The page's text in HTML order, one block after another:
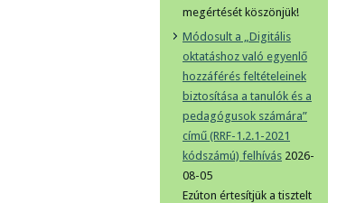
megértését köszönjük!
Módosult a „Digitális
oktatáshoz való egyenlő
hozzáférés feltételeinek
biztosítása a tanulók és a
pedagógusok számára”
című (RRF-1.2.1-2021
kódszámú) felhívás 2026-
08-05
Ezúton értesítjük a tisztelt